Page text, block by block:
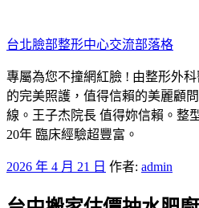
至
主
要
內
容
台北臉部整形中心交流部落格
專屬為您不撞網紅臉 ! 由整形外
的完美照護，值得信賴的美麗顧
線。王子杰院長 值得妳信賴。整
20年 臨床經驗超豐富。
發
於
2026 年 4 月 21 日 作者: admin